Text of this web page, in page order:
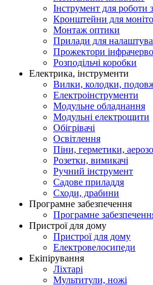
Інструмент для роботи
Кронштейни для
Монтаж оптики
Прилади для
Прожектори
Розподільчі коробки
Електрика, інструменти
Вилки, колодки,
Електроінструменти
Модульне обладнання
Модульні електрощити
Обігрівачі
Освітлення
Піни, герметики,
Розетки, вимикачі
Ручний інструмент
Садове приладдя
Сходи, драбини
Програмне забезпечення
Програмне
Пристрої для дому
Пристрої для дому
Електровелосипеди
Екіпірування
Ліхтарі
Мультитули, ножі